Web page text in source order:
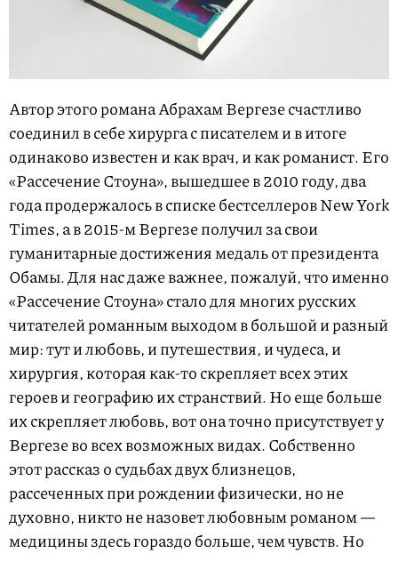
Автор этого романа Абрахам Вергезе счастливо
соединил в себе хирурга с писателем и в итоге
одинаково известен и как врач, и как романист. Его
«Рассечение Стоуна», вышедшее в 2010 году, два
года продержалось в списке бестселлеров New York
Times, а в 2015-м Вергезе получил за свои
гуманитарные достижения медаль от президента
Обамы. Для нас даже важнее, пожалуй, что именно
«Рассечение Стоуна» стало для многих русских
читателей романным выходом в большой и разный
мир: тут и любовь, и путешествия, и чудеса, и
хирургия, которая как-то скрепляет всех этих
героев и географию их странствий. Но еще больше
их скрепляет любовь, вот она точно присутствует у
Вергезе во всех возможных видах. Собственно
этот рассказ о судьбах двух близнецов,
рассеченных при рождении физически, но не
духовно, никто не назовет любовным романом —
медицины здесь гораздо больше, чем чувств. Но